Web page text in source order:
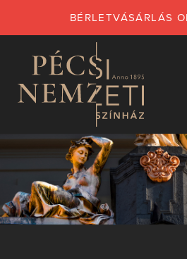
BÉRLETVÁSÁRLÁS